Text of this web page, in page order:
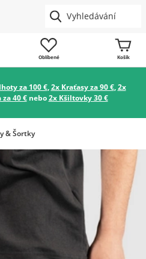
Oblíbené Košík
za 100 €,2x Kraťasy za 90 €,2x
40 €nebo2x Kšiltovky 30 €
& Šortky